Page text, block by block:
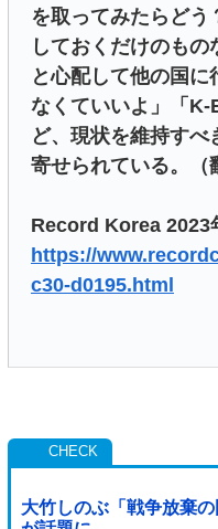
を取ってみたらど
しておくだけのも
と心配して他の国
なくていいよ」「K-
ど、現状を維持すべ
寄せられている。（
Record Korea 2023
https://
c30-d0195.html
大竹しのぶ「戦争放棄